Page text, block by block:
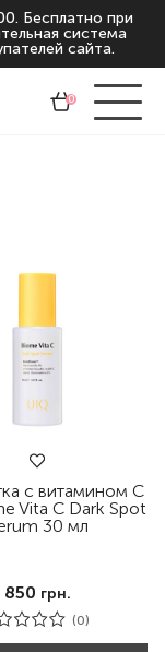
Бесплатно при
система
сайта.
0
с витамином С
Vita C Dark Spot
30 мл
850 грн.
(0)